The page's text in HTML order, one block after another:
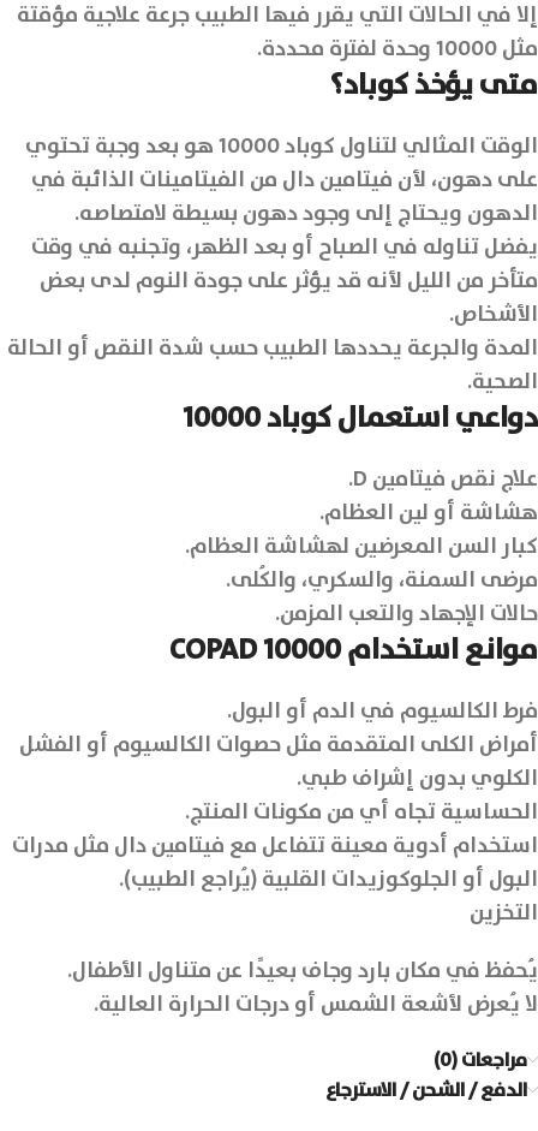
إلا في الحالات التي يقرر فيها الطبيب جرعة علاجية مؤقتة
مثل 10000 وحدة لفترة محددة.
متى يؤخذ كوباد؟
الوقت المثالي لتناول كوباد 10000 هو بعد وجبة تحتوي
على دهون، لأن فيتامين دال من الفيتامينات الذائبة في
الدهون ويحتاج إلى وجود دهون بسيطة لامتصاصه.
يفضل تناوله في الصباح أو بعد الظهر، وتجنبه في وقت
متأخر من الليل لأنه قد يؤثر على جودة النوم لدى بعض
الأشخاص.
المدة والجرعة يحددها الطبيب حسب شدة النقص أو الحالة
الصحية.
دواعي استعمال كوباد 10000
علاج نقص فيتامين D.
هشاشة أو لين العظام.
كبار السن المعرضين لهشاشة العظام.
مرضى السمنة، والسكري، والكُلى.
حالات الإجهاد والتعب المزمن.
موانع استخدام COPAD 10000
فرط الكالسيوم في الدم أو البول.
أمراض الكلى المتقدمة مثل حصوات الكالسيوم أو الفشل
الكلوي بدون إشراف طبي.
الحساسية تجاه أي من مكونات المنتج.
استخدام أدوية معينة تتفاعل مع فيتامين دال مثل مدرات
البول أو الجلوكوزيدات القلبية (يُراجع الطبيب).
التخزين
يُحفظ في مكان بارد وجاف بعيدًا عن متناول الأطفال.
لا يُعرض لأشعة الشمس أو درجات الحرارة العالية.
مراجعات (0)
الدفع / الشحن / الاسترجاع